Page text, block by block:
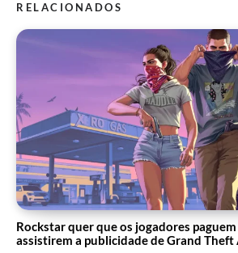
RELACIONADOS
Rockstar quer que os jogadores
assistirem a publicidade de Grand